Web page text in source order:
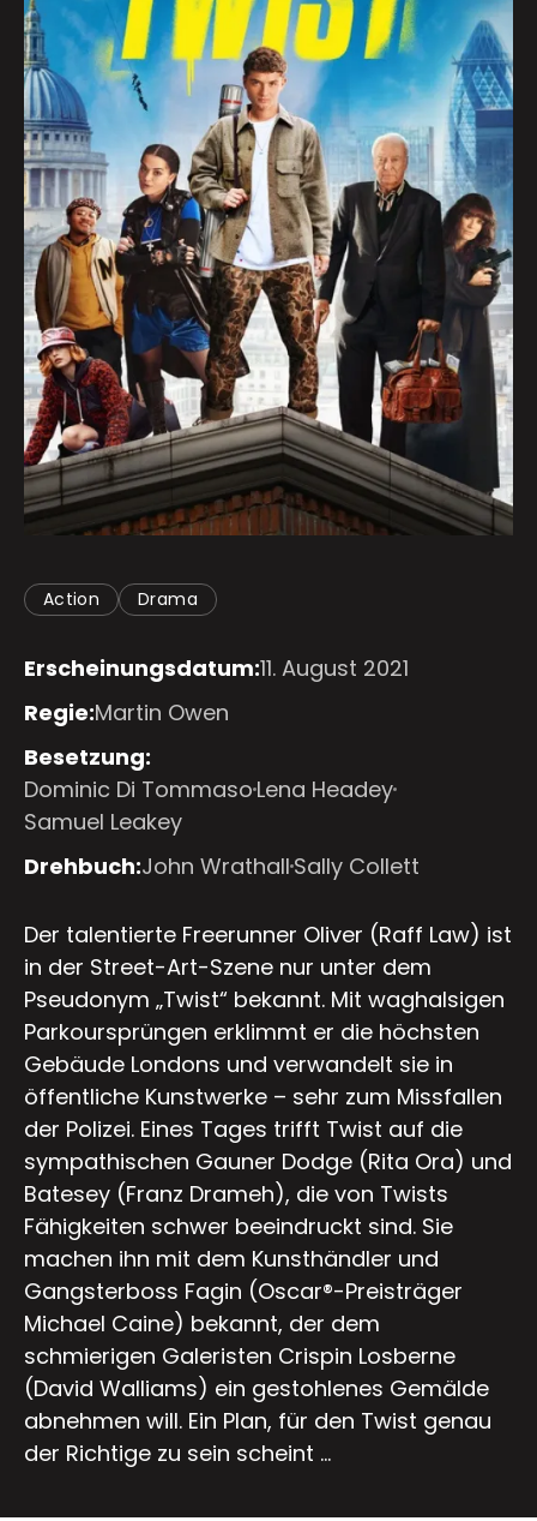
Action Drama
Erscheinungsdatum:11. August 2021
Regie:Martin Owen
Besetzung:
Dominic Di Tommaso Lena Headey
Samuel Leakey
Drehbuch:John Wrathall Sally Collett
Der talentierte Freerunner Oliver (Raff Law) ist
in der Street-Art-Szene nur unter dem
Pseudonym „Twist“ bekannt. Mit waghalsigen
Parkoursprüngen erklimmt er die höchsten
Gebäude Londons und verwandelt sie in
öffentliche Kunstwerke – sehr zum Missfallen
der Polizei. Eines Tages trifft Twist auf die
sympathischen Gauner Dodge (Rita Ora) und
Batesey (Franz Drameh), die von Twists
Fähigkeiten schwer beeindruckt sind. Sie
machen ihn mit dem Kunsthändler und
Gangsterboss Fagin (Oscar®-Preisträger
Michael Caine) bekannt, der dem
schmierigen Galeristen Crispin Losberne
(David Walliams) ein gestohlenes Gemälde
abnehmen will. Ein Plan, für den Twist genau
der Richtige zu sein scheint …